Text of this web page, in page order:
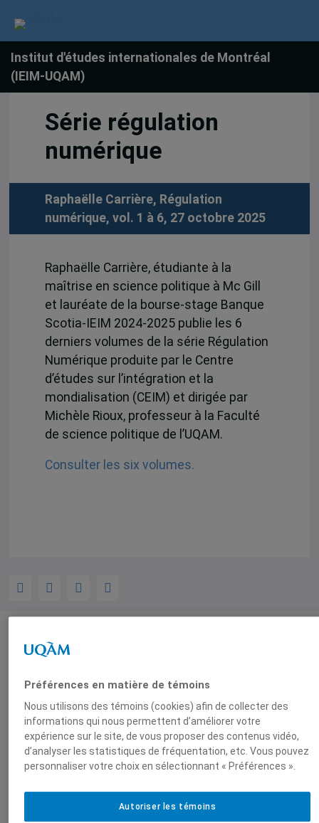
Institut d'études internationales de Montréal
(IEIM-UQAM)
Série régulation
numérique
Raphaëlle Carrière, Régulation
numérique, vol. 1 à 6, 27 octobre 2025
Raphaëlle Carrière, étudiante à la
maîtrise en science politique à Mc Gill
et lauréate de la bourse-stage Banque
Scotia-IEIM 2024-2025 publie les 6
derniers volumes de la série Régulation
Numérique produite par le Centre
d’études sur l’intégration et la
mondialisation (CEIM) et dirigée par
Michèle Rioux, professeur à la Faculté
de science politique de l’UQAM.
Consulter les six volumes.
Produit par
Centre
d'études sur
l'intégration et
la
mondialisation
Préférences en matière de témoins
Nous utilisons des témoins (cookies) afin de collecter des
informations qui nous permettent d’améliorer votre
expérience sur le site, de vous proposer des contenus vidéo,
d’analyser les statistiques de fréquentation, etc. Vous pouvez
personnaliser votre choix en sélectionnant « Préférences ».
Autoriser les témoins